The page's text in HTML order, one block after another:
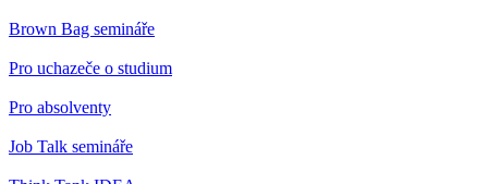
Brown Bag semináře
Pro uchazeče o studium
Pro absolventy
Job Talk semináře